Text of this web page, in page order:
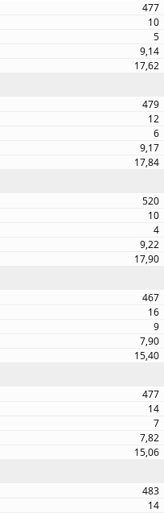
477
10
5
9,14
17,62
479
12
6
9,17
17,84
520
10
4
9,22
17,90
467
16
9
7,90
15,40
477
14
7
7,82
15,06
483
14